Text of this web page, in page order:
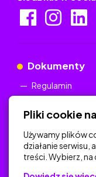
Dokumenty
Regulamin
Na skróty
Pliki cookie
Używamy plików
działanie serwisu,
treści. Wybierz, na